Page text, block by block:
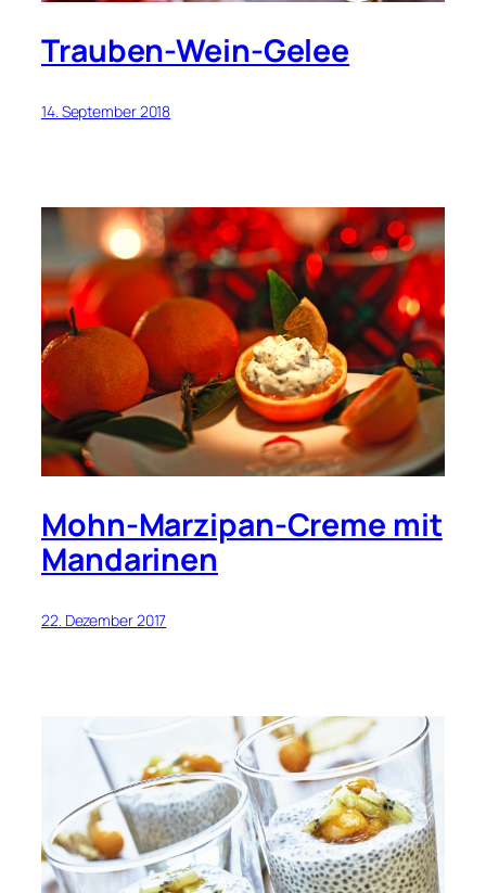
Trauben-Wein-Gelee
14. September 2018
Mohn-Marzipan-Creme mit
Mandarinen
22. Dezember 2017